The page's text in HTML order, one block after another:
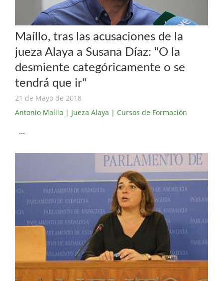
Maíllo, tras las acusaciones de la
jueza Alaya a Susana Díaz: "O la
desmiente categóricamente o se
tendrá que ir"
21 de Mayo de 2018
Antonio Maíllo | Jueza Alaya | Cursos de Formación
...